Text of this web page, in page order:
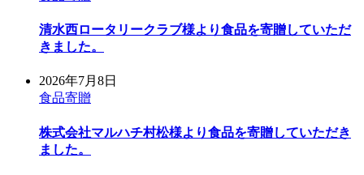
清水西ロータリークラブ様より食品を寄贈していただ
きました。
2026年7月8日
食品寄贈
株式会社マルハチ村松様より食品を寄贈していただき
ました。